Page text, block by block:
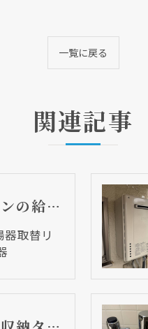
一覧に戻る
関連記事
大阪市中央区 分譲マンションの給湯器取替リフォーム工事 UV除菌機能搭載給湯器
取替リ